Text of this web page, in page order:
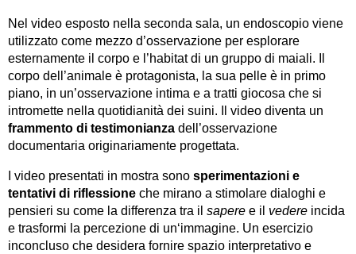
Nel video esposto nella seconda sala, un endoscopio viene
utilizzato come mezzo d’osservazione per esplorare
esternamente il corpo e l’habitat di un gruppo di maiali. Il
corpo dell’animale è protagonista, la sua pelle è in primo
piano, in un’osservazione intima e a tratti giocosa che si
intromette nella quotidianità dei suini. Il video diventa un
frammento di testimonianza dell’osservazione
documentaria originariamente progettata.
I video presentati in mostra sono sperimentazioni e
tentativi di riflessione che mirano a stimolare dialoghi e
pensieri su come la differenza tra il sapere e il vedere incida
e trasformi la percezione di un‘immagine. Un esercizio
inconcluso che desidera fornire spazio interpretativo e